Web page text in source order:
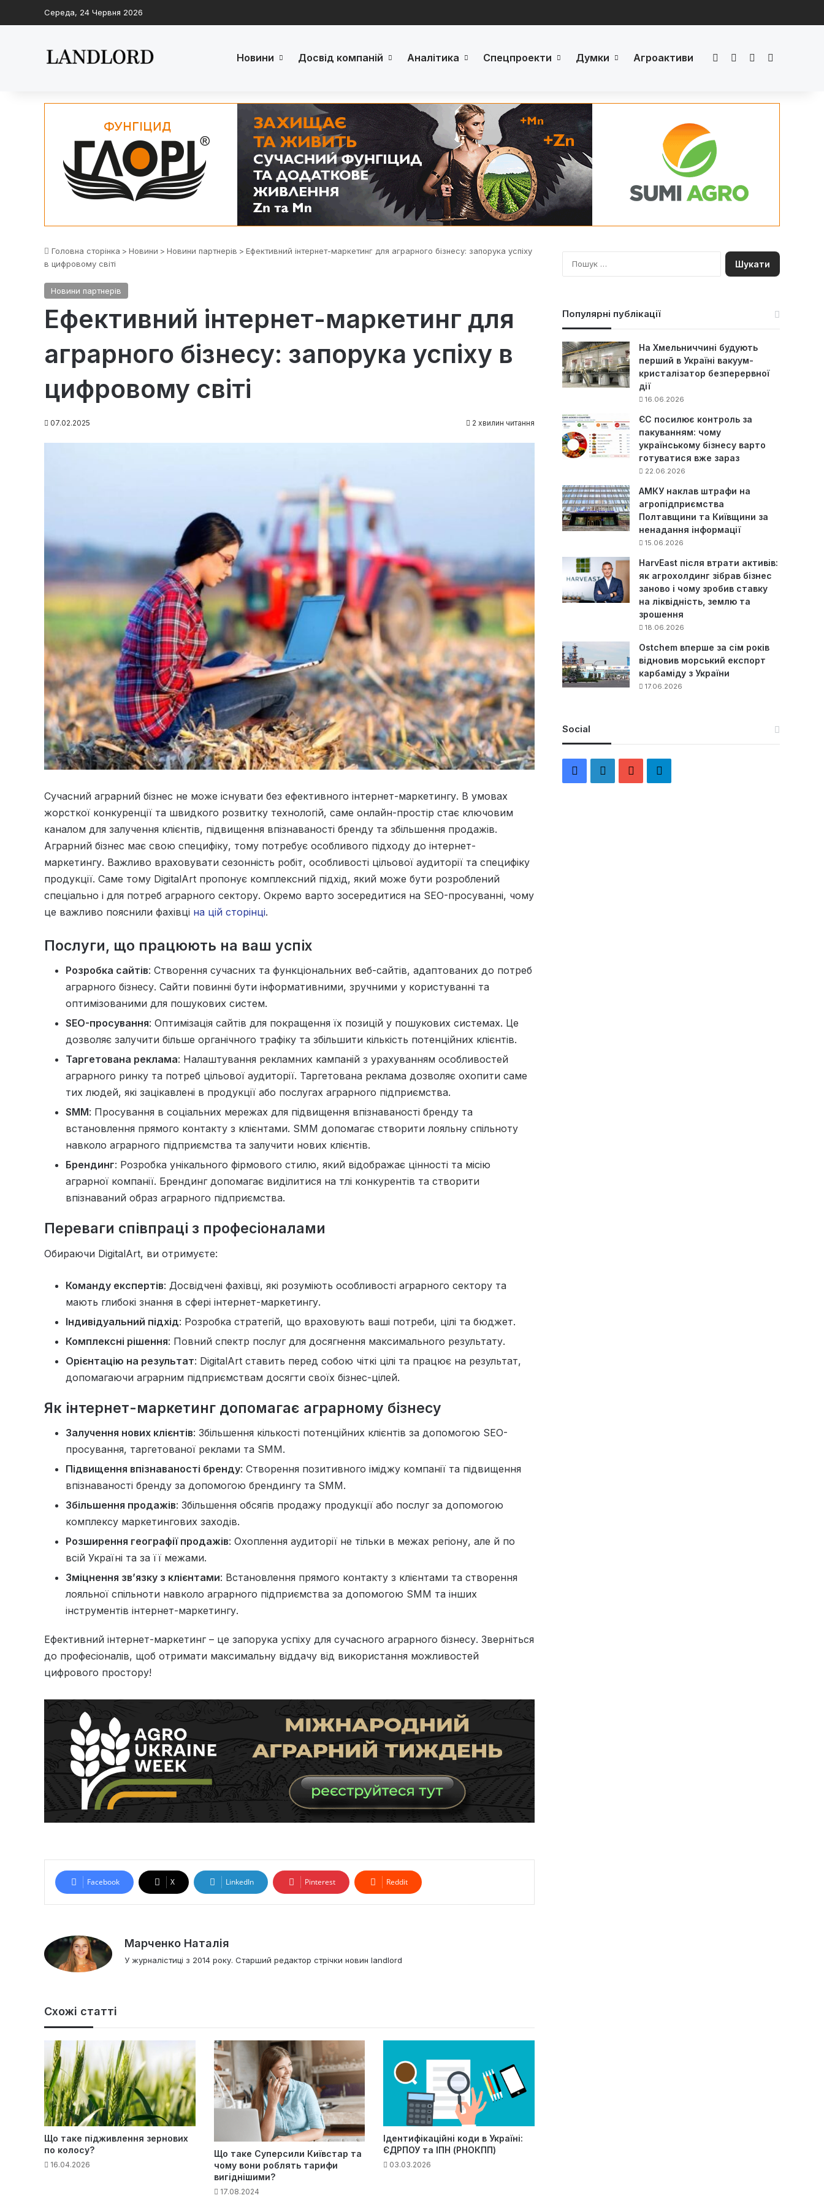
Середа, 24 Червня 2026
Новини Досвід компаній Аналітика Спецпроекти Думки Агроактиви FacebookLinkedInYouTube
Головна сторінка > Новини > Новини партнерів > Ефективний інтернет-маркетинг для аграрного бізнесу: запорука успіху
в цифровому світі
Новини партнерів
Ефективний інтернет-маркетинг для
аграрного бізнесу: запорука успіху в
цифровому світі
07.02.2025 2 хвилин читання
Сучасний аграрний бізнес не може існувати без ефективного інтернет-маркетингу. В умовах
жорсткої конкуренції та швидкого розвитку технологій, саме онлайн-простір стає ключовим
каналом для залучення клієнтів, підвищення впізнаваності бренду та збільшення продажів.
Аграрний бізнес має свою специфіку, тому потребує особливого підходу до інтернет-
маркетингу. Важливо враховувати сезонність робіт, особливості цільової аудиторії та специфіку
продукції. Саме тому DigitalArt пропонує комплексний підхід, який може бути розроблений
спеціально і для потреб аграрного сектору. Окремо варто зосередитися на SEO-просуванні, чому
це важливо пояснили фахівці на цій сторінці.
Послуги, що працюють на ваш успіх
Розробка сайтів: Створення сучасних та функціональних веб-сайтів, адаптованих до потреб
аграрного бізнесу. Сайти повинні бути інформативними, зручними у користуванні та
оптимізованими для пошукових систем.
SEO-просування: Оптимізація сайтів для покращення їх позицій у пошукових системах. Це
дозволяє залучити більше органічного трафіку та збільшити кількість потенційних клієнтів.
Таргетована реклама: Налаштування рекламних кампаній з урахуванням особливостей
аграрного ринку та потреб цільової аудиторії. Таргетована реклама дозволяє охопити саме
тих людей, які зацікавлені в продукції або послугах аграрного підприємства.
SMM: Просування в соціальних мережах для підвищення впізнаваності бренду та
встановлення прямого контакту з клієнтами. SMM допомагає створити лояльну спільноту
навколо аграрного підприємства та залучити нових клієнтів.
Брендинг: Розробка унікального фірмового стилю, який відображає цінності та місію
аграрної компанії. Брендинг допомагає виділитися на тлі конкурентів та створити
впізнаваний образ аграрного підприємства.
Переваги співпраці з професіоналами
Обираючи DigitalArt, ви отримуєте:
Команду експертів: Досвідчені фахівці, які розуміють особливості аграрного сектору та
мають глибокі знання в сфері інтернет-маркетингу.
Індивідуальний підхід: Розробка стратегій, що враховують ваші потреби, цілі та бюджет.
Комплексні рішення: Повний спектр послуг для досягнення максимального результату.
Орієнтацію на результат: DigitalArt ставить перед собою чіткі цілі та працює на результат,
допомагаючи аграрним підприємствам досягти своїх бізнес-цілей.
Як інтернет-маркетинг допомагає аграрному бізнесу
Залучення нових клієнтів: Збільшення кількості потенційних клієнтів за допомогою SEO-
просування, таргетованої реклами та SMM.
Підвищення впізнаваності бренду: Створення позитивного іміджу компанії та підвищення
впізнаваності бренду за допомогою брендингу та SMM.
Збільшення продажів: Збільшення обсягів продажу продукції або послуг за допомогою
комплексу маркетингових заходів.
Розширення географії продажів: Охоплення аудиторії не тільки в межах регіону, але й по
всій Україні та за її межами.
Зміцнення зв’язку з клієнтами: Встановлення прямого контакту з клієнтами та створення
лояльної спільноти навколо аграрного підприємства за допомогою SMM та інших
інструментів інтернет-маркетингу.
Ефективний інтернет-маркетинг – це запорука успіху для сучасного аграрного бізнесу. Зверніться
до професіоналів, щоб отримати максимальну віддачу від використання можливостей
цифрового простору!
Facebook X LinkedIn Pinterest Reddit
Марченко Наталія
У журналістиці з 2014 року. Старший редактор стрічки новин landlord
Схожі статті
Що таке підживлення зернових
по колосу?
16.04.2026
Що таке Суперсили Київстар та
чому вони роблять тарифи
вигіднішими?
17.08.2024
Ідентифікаційні коди в Україні:
ЄДРПОУ та ІПН (РНОКПП)
03.03.2026
П
о
Популярні публікації
На Хмельниччині будують
перший в Україні вакуум-
кристалізатор безперервної
дії
16.06.2026
ЄС посилює контроль за
пакуванням: чому
українському бізнесу варто
готуватися вже зараз
22.06.2026
АМКУ наклав штрафи на
агропідприємства
Полтавщини та Київщини за
ненадання інформації
15.06.2026
HarvEast після втрати активів:
як агрохолдинг зібрав бізнес
заново і чому зробив ставку
на ліквідність, землю та
зрошення
18.06.2026
Ostchem вперше за сім років
відновив морський експорт
карбаміду з України
17.06.2026
Social